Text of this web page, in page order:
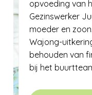
opvoeding van
Gezinswerker
moeder en
Wajong-
behouden van
bij het